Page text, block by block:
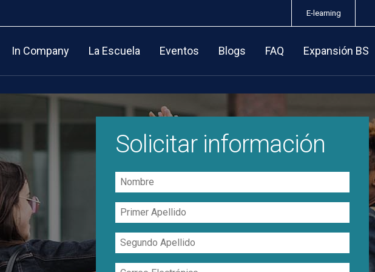
E-learning
In Company La Escuela Eventos Blogs FAQ Expansión BS
Solicitar información
Nombre
Primer
Apellido
Segundo
Apellido
Correo